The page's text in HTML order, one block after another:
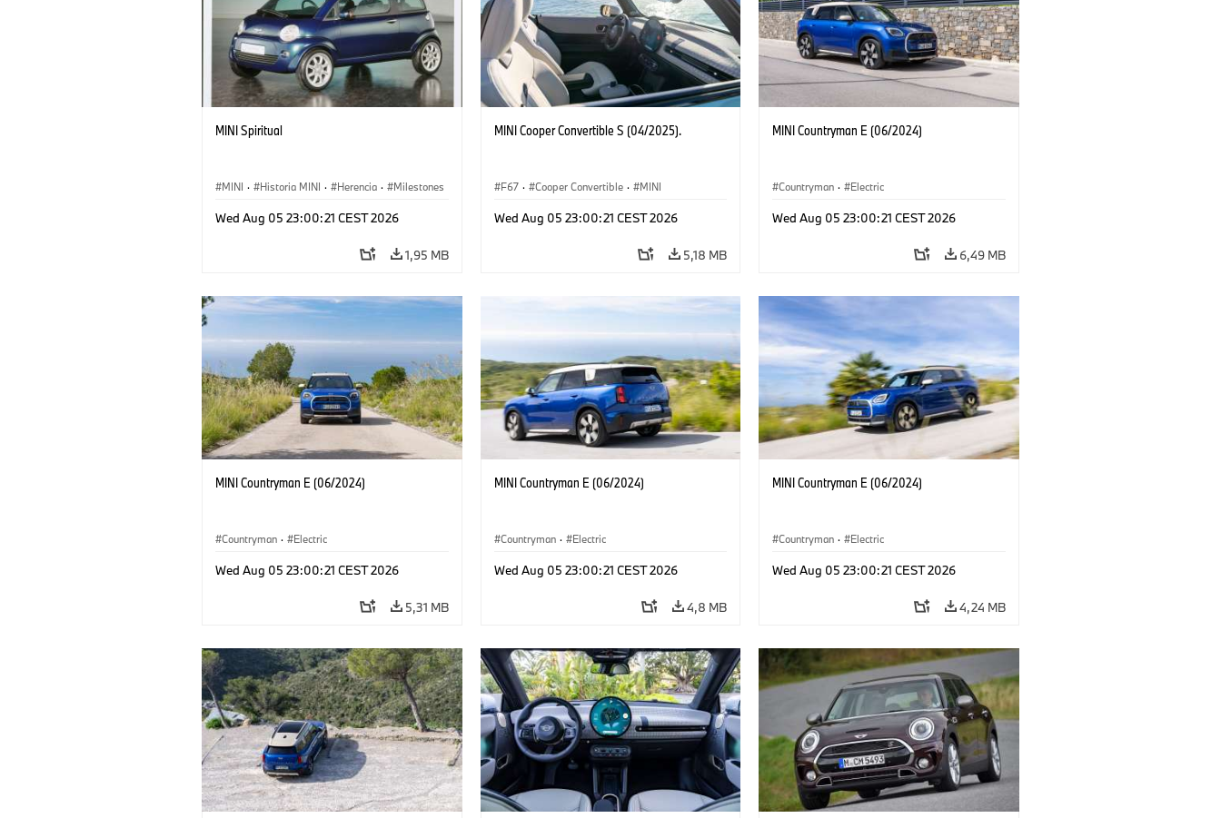
MINI Spiritual
MINI · Historia MINI · Herencia · Milestones
Wed Aug 05 23:00:21 CEST 2026
1,95 MB
MINI Cooper Convertible S (04/2025).
F67 · Cooper Convertible · MINI
Wed Aug 05 23:00:21 CEST 2026
5,18 MB
MINI Countryman E (06/2024)
Countryman · Electric
Wed Aug 05 23:00:21 CEST 2026
6,49 MB
MINI Countryman E (06/2024)
Countryman · Electric
Wed Aug 05 23:00:21 CEST 2026
5,31 MB
MINI Countryman E (06/2024)
Countryman · Electric
Wed Aug 05 23:00:21 CEST 2026
4,8 MB
MINI Countryman E (06/2024)
Countryman · Electric
Wed Aug 05 23:00:21 CEST 2026
4,24 MB